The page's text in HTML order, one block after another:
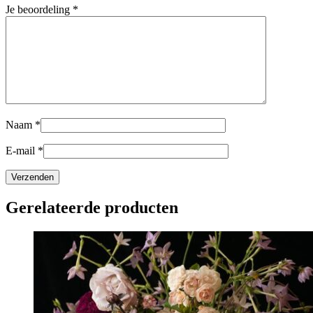
Je beoordeling *
Naam *
E-mail *
Gerelateerde producten